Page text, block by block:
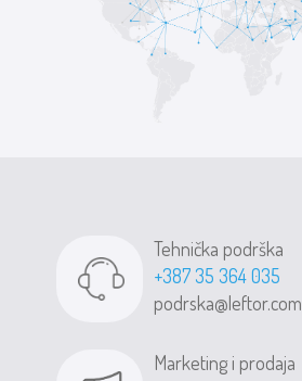
Tehnička podrška
+387 35 364 035
podrska@leftor.com
Marketing i prodaja